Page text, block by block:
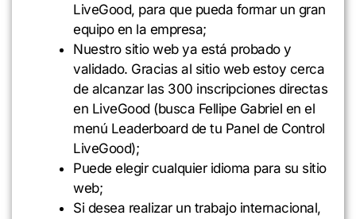
LiveGood, para que pueda formar un gran
equipo en la empresa;
Nuestro sitio web ya está probado y
validado. Gracias al sitio web estoy cerca
de alcanzar las 300 inscripciones directas
en LiveGood (busca Fellipe Gabriel en el
menú Leaderboard de tu Panel de Control
LiveGood);
Puede elegir cualquier idioma para su sitio
web;
Si desea realizar un trabajo internacional,